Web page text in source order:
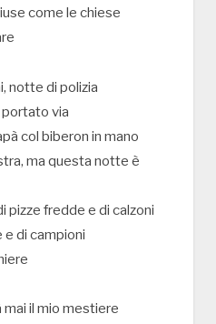
come le chiese
notte di polizia
via
col biberon in mano
ma questa notte è
pizze fredde e di calzoni
di campioni
mai il mio mestiere